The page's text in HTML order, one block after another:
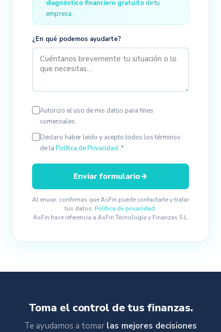
diagnóstico financiero gratuitode tu
empresa.
¿En qué podemos ayudarte?
Autorizo el uso de mis datos para fines
comerciales.
Declaro haber leído y acepto todos los términos
de la Política de Privacidad. *
Enviar formulario→
Al enviar, confirmas que AsFin puede contactarte y tratar
tus datos. Política de privacidad.
AsFin hace referencia a AsFin Tecnología y Finanzas S.L.
Toma el control de tus finanzas.
Te ayudamos a tomar las mejores decisiones